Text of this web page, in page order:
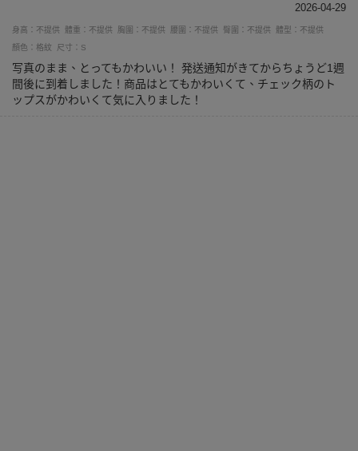
2026-04-29
身高：不提供 體重：不提供 胸圍：不提供 腰圍：不提供 臀圍：不提供
體型：不提供
顏色：格紋
尺寸：S
写真のまま、とってもかわいい！ 発送通知がきてからちょうど1週
間後に到着しました！商品はとてもかわいくて、チェック柄のト
ップスがかわいくて気に入りました！